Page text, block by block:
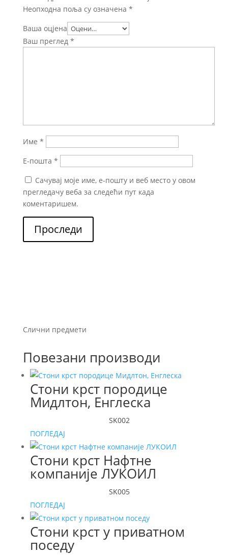
Неопходна поља су означена *
Ваша оцјена
Ваш преглед *
Име *
Е-пошта *
Сачувај моје име, е-пошту и веб место у овом
прегледачу веба за следећи пут када
коментаришем.
Проследи
Слични предмети
Повезани производи
Стони крст породице
Мидлтон, Енглеска
SK002
ПОГЛЕДАЈ
Стони крст Нафтне
компаније ЛУКОИЛ
SK005
ПОГЛЕДАЈ
Стони крст у приватном
поседу